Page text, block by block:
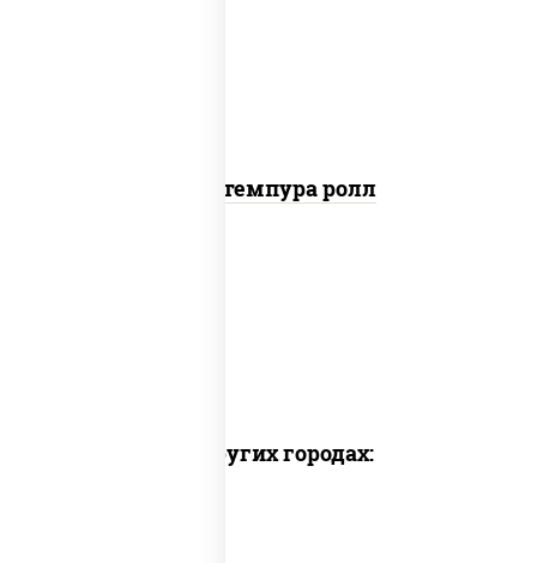
Кани темпура ролл
Доставка в других городах: